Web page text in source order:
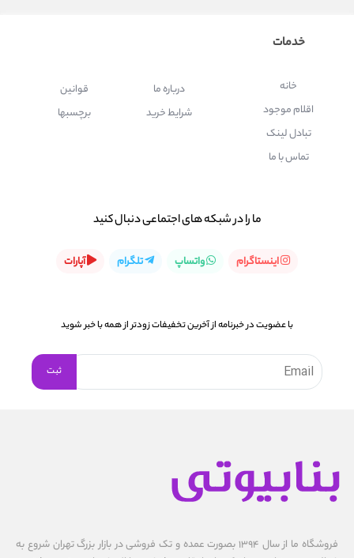
خدمات
خانه
اقلام موجود
تبادل لینک
تماس با ما
درباره ما
شرایط خرید
قوانین
برچسبها
ما را در شبكه های اجتماعی دنبال کنید
اینستاگرام واتساپ تلگرام آپارات
با عضویت در خبرنامه از آخرین تخفیفات زودتر از همه با خبر شوید
فروشگاه ما از سال ۱۳۹۴ بصورت عمده و تک فروشی در بازار بزرگ تهران شروع به